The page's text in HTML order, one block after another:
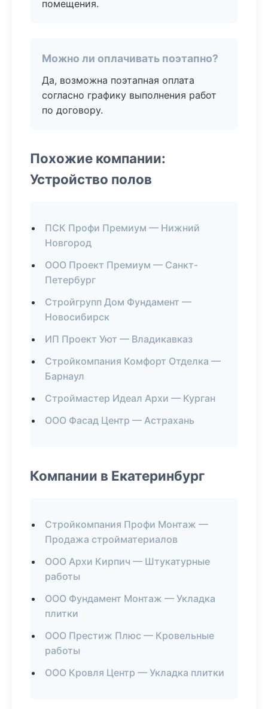
помещения.
Можно ли оплачивать поэтапно?
Да, возможна поэтапная оплата
согласно графику выполнения работ
по договору.
Похожие компании:
Устройство полов
ПСК Профи Премиум — Нижний
Новгород
ООО Проект Премиум — Санкт-
Петербург
Стройгрупп Дом Фундамент —
Новосибирск
ИП Проект Уют — Владикавказ
Стройкомпания Комфорт Отделка —
Барнаул
Строймастер Идеал Архи — Курган
ООО Фасад Центр — Астрахань
Компании в Екатеринбург
Стройкомпания Профи Монтаж —
Продажа стройматериалов
ООО Архи Кирпич — Штукатурные
работы
ООО Фундамент Монтаж — Укладка
плитки
ООО Престиж Плюс — Кровельные
работы
ООО Кровля Центр — Укладка плитки